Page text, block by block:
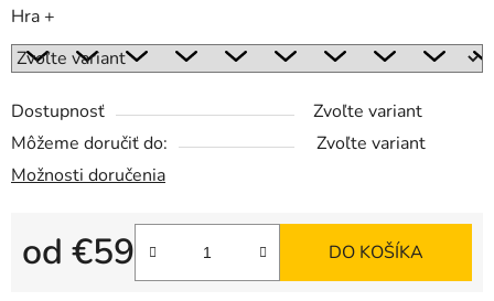
Hra +
Dostupnosť
Zvoľte variant
Môžeme doručiť do:
Zvoľte variant
Možnosti doručenia
od €59
Jednotková cena:
DO KOŠÍKA